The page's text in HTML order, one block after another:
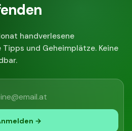
handverlesene
und Geheimplätze. Keine
→